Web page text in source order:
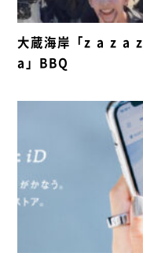
大蔵海岸「z a z a z
a」BBQ